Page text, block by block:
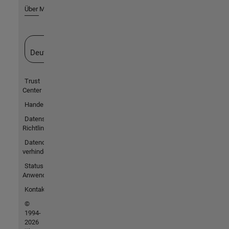
Über MathWorks
Deutschland
Trust
Center
Handelsmarken
Datenschutz-
Richtlinien
Datendiebstahl
verhindern
Status von
Anwendungen
Kontakt
©
1994-
2026